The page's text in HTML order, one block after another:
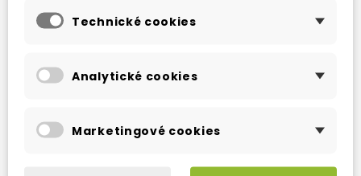
EDITION LESSON
PLANNER WITH
expedujeme)
expedujeme)
Technické cookies
Analytické cookies
Marketingové cookies